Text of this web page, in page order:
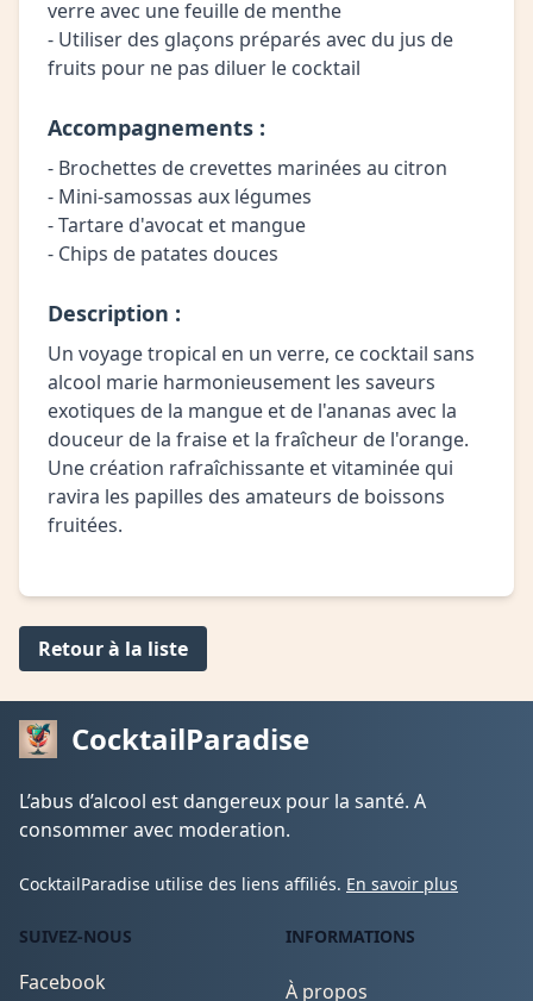
verre avec une feuille de menthe
- Utiliser des glaçons préparés avec du jus de
fruits pour ne pas diluer le cocktail
Accompagnements :
- Brochettes de crevettes marinées au citron
- Mini-samossas aux légumes
- Tartare d'avocat et mangue
- Chips de patates douces
Description :
Un voyage tropical en un verre, ce cocktail sans
alcool marie harmonieusement les saveurs
exotiques de la mangue et de l'ananas avec la
douceur de la fraise et la fraîcheur de l'orange.
Une création rafraîchissante et vitaminée qui
ravira les papilles des amateurs de boissons
fruitées.
Retour à la liste
CocktailParadise
L’abus d’alcool est dangereux pour la santé. A
consommer avec moderation.
CocktailParadise utilise des liens affiliés. En savoir plus
SUIVEZ-NOUS
Facebook
INFORMATIONS
À propos